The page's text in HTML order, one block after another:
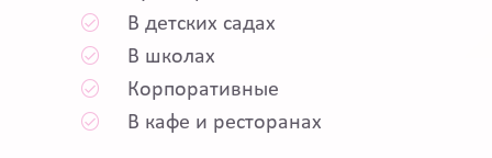
В детских садах
В школах
Корпоративные
В кафе и ресторанах